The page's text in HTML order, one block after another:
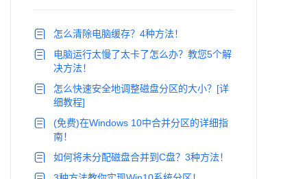
怎么清除电脑缓存？4种方法！
电脑运行太慢了太卡了怎么办？教您5个解
决方法！
怎么快速安全地调整磁盘分区的大小？[详
细教程]
(免费)在Windows 10中合并分区的详细指
南！
如何将未分配磁盘合并到C盘？3种方法！